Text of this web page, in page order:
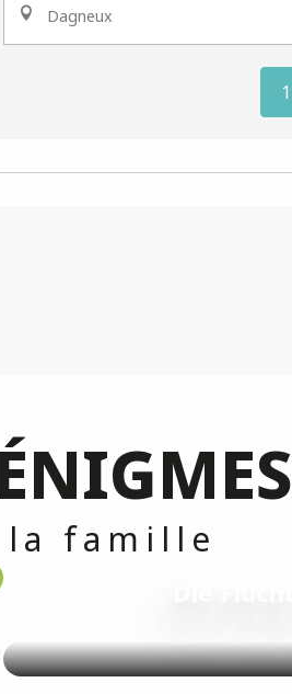
Dagneux
1
famille